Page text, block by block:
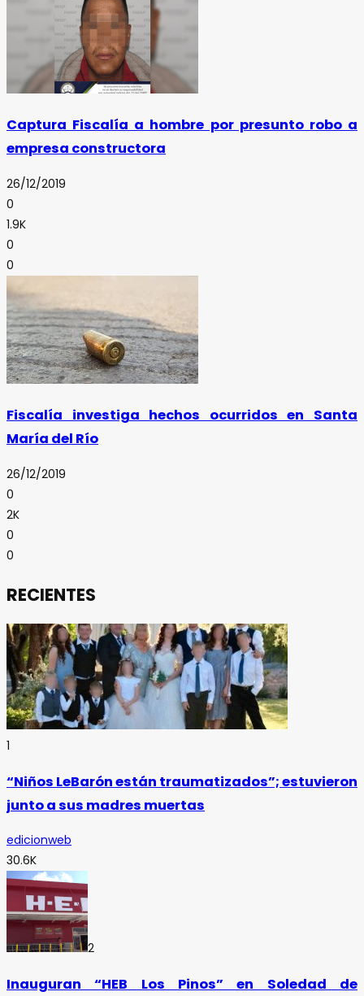
Captura Fiscalía a hombre por presunto robo a
empresa constructora
26/12/2019
0
1.9K
0
0
Fiscalía investiga hechos ocurridos en Santa
María del Río
26/12/2019
0
2K
0
0
RECIENTES
1
“Niños LeBarón están traumatizados”; estuvieron
junto a sus madres muertas
edicionweb
30.6K
2
Inauguran “HEB Los Pinos” en Soledad de